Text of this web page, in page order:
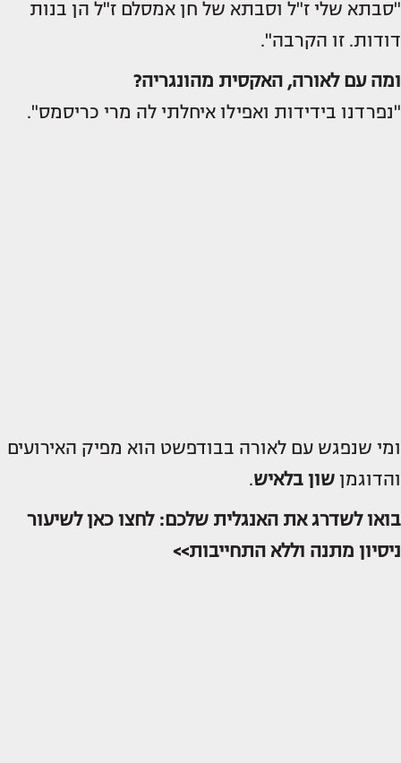
"סבתא שלי ז"ל וסבתא של חן אמסלם ז"ל הן בנות
דודות. זו הקרבה".
ומה עם לאורה, האקסית מהונגריה?
"נפרדנו בידידות ואפילו איחלתי לה מרי כריסמס".
ומי שנפגש עם לאורה בבודפשט הוא מפיק האירועים
והדוגמן שון בלאיש.
בואו לשדרג את האנגלית שלכם: לחצו כאן לשיעור
ניסיון מתנה וללא התחייבות>>